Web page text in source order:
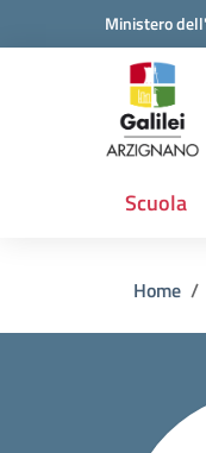
Ministero
Scuola
Home